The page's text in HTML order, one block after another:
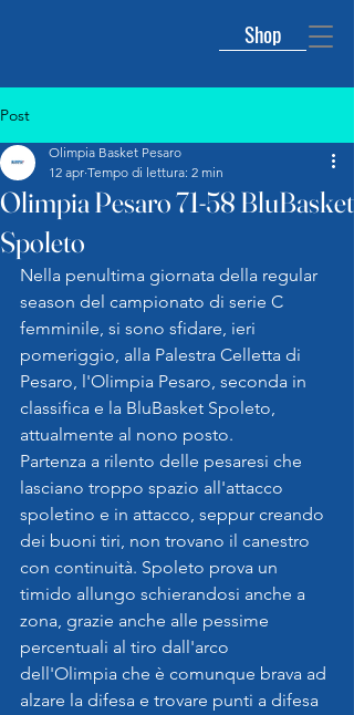
Shop
Post
Olimpia Pesaro 71-58 BluBasket
Spoleto
Olimpia Basket Pesaro
12 apr Tempo di lettura: 2 min
Nella penultima giornata della regular
season del campionato di serie C
femminile, si sono sfidare, ieri
pomeriggio, alla Palestra Celletta di
Pesaro, l'Olimpia Pesaro, seconda in
classifica e la BluBasket Spoleto,
attualmente al nono posto.
Partenza a rilento delle pesaresi che
lasciano troppo spazio all'attacco
spoletino e in attacco, seppur creando
dei buoni tiri, non trovano il canestro
con continuità. Spoleto prova un
timido allungo schierandosi anche a
zona, grazie anche alle pessime
percentuali al tiro dall'arco
dell'Olimpia che è comunque brava ad
alzare la difesa e trovare punti a difesa